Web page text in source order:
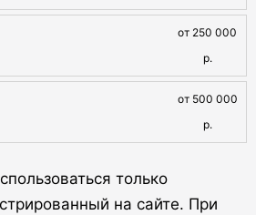
от 250 000
р.
от 500 000
р.
только
на сайте. При